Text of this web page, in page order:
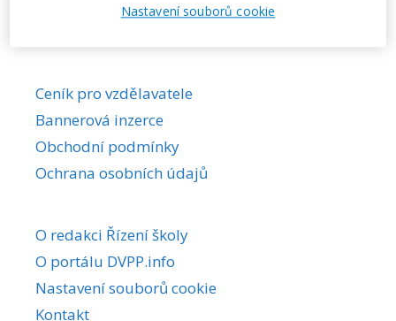
Ceník pro vzdělavatele
Bannerová inzerce
Obchodní podmínky
Ochrana osobních údajů
O redakci Řízení školy
O portálu DVPP.info
Nastavení souborů cookie
Kontakt
Nastavení souborů cookie